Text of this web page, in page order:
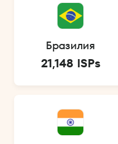
Бразилия
21,148 ISPs